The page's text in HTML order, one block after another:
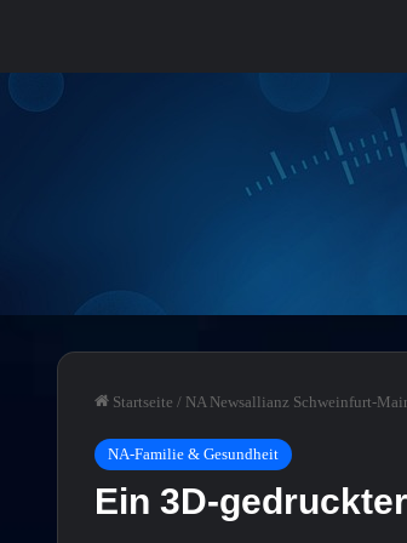
Startseite / NA Newsallianz Schweinfurt-
NA-Familie & Gesundheit
Ein 3D-